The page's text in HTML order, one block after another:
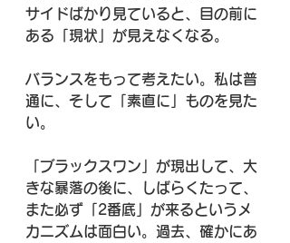
サイドばかり見ていると、目の前に
ある「現状」が見えなくなる。
バランスをもって考えたい。私は普
通に、そして「素直に」ものを見た
い。
「ブラックスワン」が現出して、大
きな暴落の後に、しばらくたって、
また必ず「2番底」が来るというメ
カニズムは面白い。過去、確かにあ